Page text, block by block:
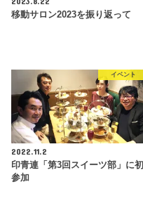
移動サロン2023を振り返って
イベント
2022.11.2
印青連「第3回スイーツ部」に初
参加